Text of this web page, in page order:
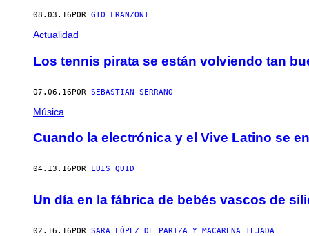
08.03.16 POR GIO FRANZONI
Actualidad
Los tennis pirata se están volviendo tan
07.06.16POR SEBASTIÁN SERRANO
Música
Cuando la electrónica y el Vive Latino se
04.13.16 POR LUIS QUID
Un día en la fábrica de bebés vascos de
02.16.16POR SARA LÓPEZ DE PARIZA Y MACARENA TEJADA